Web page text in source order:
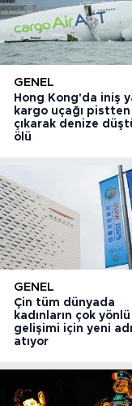
GENEL
Hong Kong'da iniş
kargo uçağı pistten
çıkarak denize
ölü
GENEL
Çin tüm dünyada
kadınların çok yönlü
gelişimi için yeni
atıyor